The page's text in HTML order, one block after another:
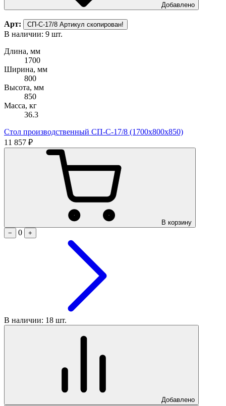
Добавлено
Арт: СП-С-17/8 Артикул скопирован!
В наличии: 9 шт.
Длина, мм
1700
Ширина, мм
800
Высота, мм
850
Масса, кг
36.3
Стол производственный СП-С-17/8 (1700х800х850)
11 857 ₽
В корзину
−
0 +
В наличии: 18 шт.
Добавлено